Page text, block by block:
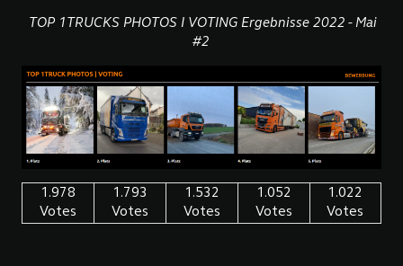
TOP 1TRUCKS PHOTOS I VOTING Ergebnisse 2022 - Mai
#2
1.978
Votes
1.793
Votes
1.532
Votes
1.052
Votes
1.022
Votes